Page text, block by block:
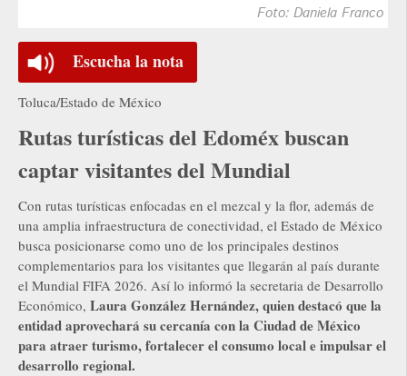
Foto: Daniela Franco
Escucha la nota
Toluca/Estado de México
Rutas turísticas del Edoméx buscan
captar visitantes del Mundial
Con rutas turísticas enfocadas en el mezcal y la flor, además de
una amplia infraestructura de conectividad, el Estado de México
busca posicionarse como uno de los principales destinos
complementarios para los visitantes que llegarán al país durante
el Mundial FIFA 2026. Así lo informó la secretaria de Desarrollo
Económico, Laura González Hernández, quien destacó que la
entidad aprovechará su cercanía con la Ciudad de México
para atraer turismo, fortalecer el consumo local e impulsar el
desarrollo regional.